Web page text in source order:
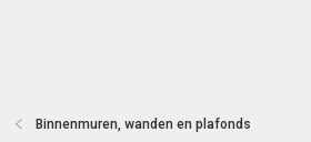
Binnenmuren, wanden en plafonds